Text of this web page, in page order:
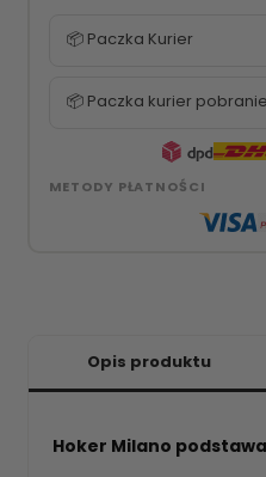
📦 Paczka Kurier
📦 Paczka kurier pobranie
METODY PŁATNOŚCI
Opis produktu
Hoker Milano